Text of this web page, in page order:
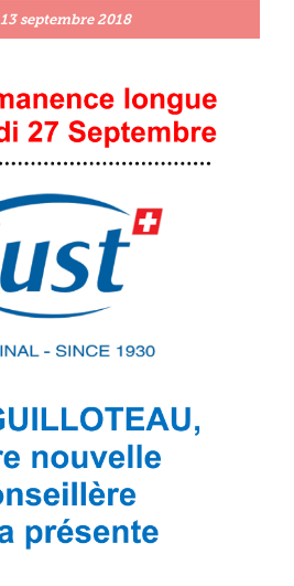
13 septembre 2018